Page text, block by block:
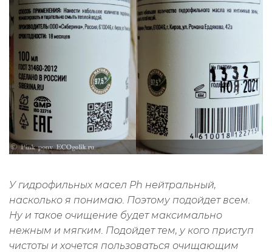
У гидрофильных масел Ph нейтральный,
насколько я понимаю. Поэтому подойдет всем.
Ну и такое очищение будет максимально
нежным и мягким. Подойдет тем, у кого приступ
чистоты и хочется пользоваться очищающим